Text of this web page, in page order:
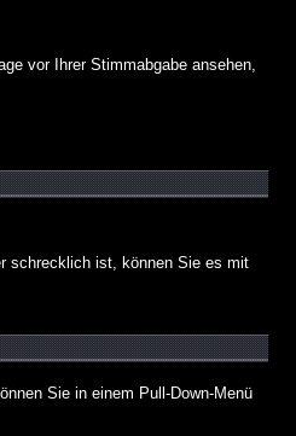
vor Ihrer Stimmabgabe ansehen,
schrecklich ist, können Sie es mit
Sie in einem Pull-Down-Menü